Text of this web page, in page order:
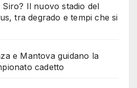
Il nuovo stadio del
tra degrado e tempi che si
e Mantova guidano la
cadetto